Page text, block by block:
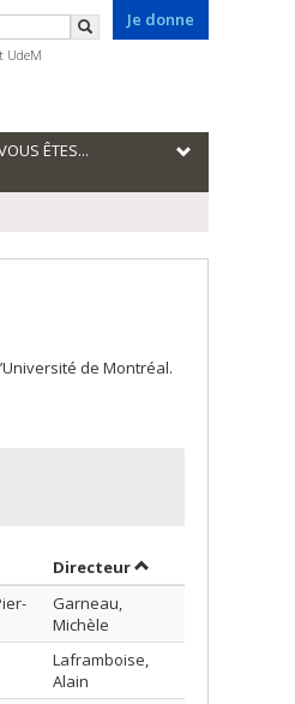
Je donne
Rechercher
UdeM
ÊTES...
de Montréal.
par auteur en ordre croissant
Directeurpar contributeur
Garneau,
Michèle
Laframboise,
Alain